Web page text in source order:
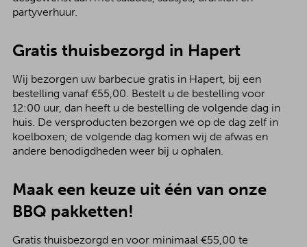
partyverhuur.
Gratis thuisbezorgd in Hapert
Wij bezorgen uw barbecue gratis in Hapert, bij een
bestelling vanaf €55,00. Bestelt u de bestelling voor
12:00 uur, dan heeft u de bestelling de volgende dag in
huis. De versproducten bezorgen we op de dag zelf in
koelboxen; de volgende dag komen wij de afwas en
andere benodigdheden weer bij u ophalen.
Maak een keuze uit één van onze
BBQ pakketten!
Gratis thuisbezorgd en voor minimaal €55,00 te